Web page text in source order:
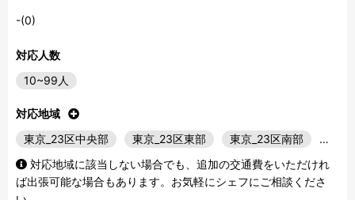
-(0)
対応人数
10~99人
対応地域
東京_23区中央部
東京_23区東部 東京_23区南部
…
対応地域に該当しない場合でも、追加の交通費をいただけれ
ば出張可能な場合もあります。お気軽にシェフにご相談くださ